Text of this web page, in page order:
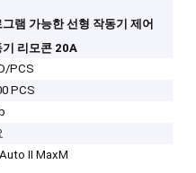
램 가능한 선형 작동기 제어
기 리모콘 20A
PCS
PCS
II MaxM